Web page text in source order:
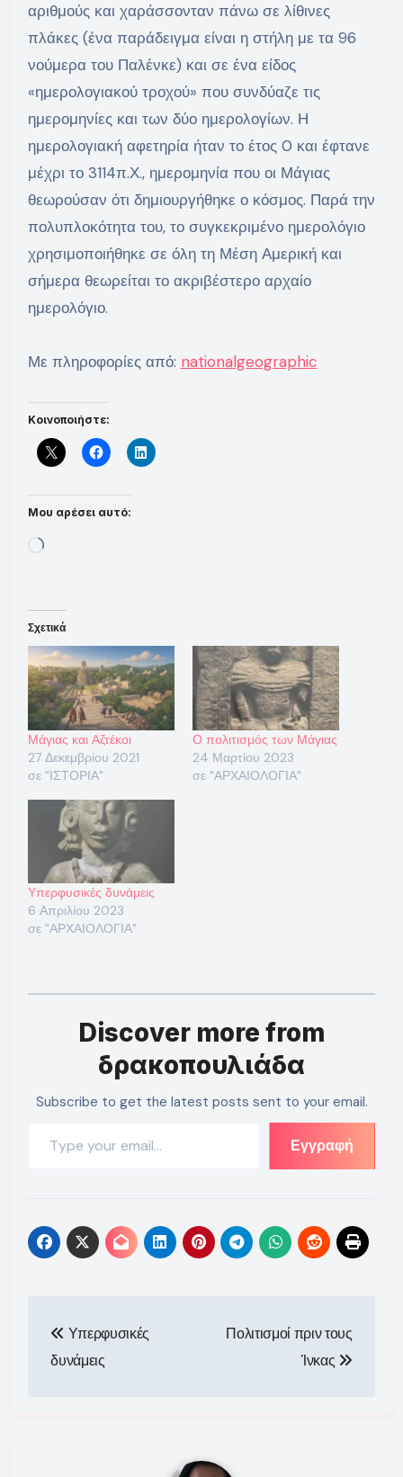
αριθμούς και χαράσσονταν πάνω σε λίθινες
πλάκες (ένα παράδειγμα είναι η στήλη με τα 96
νούμερα του Παλένκε) και σε ένα είδος
«ημερολογιακού τροχού» που συνδύαζε τις
ημερομηνίες και των δύο ημερολογίων. Η
ημερολογιακή αφετηρία ήταν το έτος 0 και έφτανε
μέχρι το 3114π.Χ., ημερομηνία που οι Μάγιας
θεωρούσαν ότι δημιουργήθηκε ο κόσμος. Παρά την
πολυπλοκότητα του, το συγκεκριμένο ημερολόγιο
χρησιμοποιήθηκε σε όλη τη Μέση Αμερική και
σήμερα θεωρείται το ακριβέστερο αρχαίο
ημερολόγιο.
Με πληροφορίες από: nationalgeographic
Κοινοποιήστε:
Μου αρέσει αυτό:
Loading…
Σχετικά
Μάγιας και Αζτέκοι
27 Δεκεμβρίου 2021
σε "ΙΣΤΟΡΙΑ"
Ο πολιτισμός των Μάγιας
24 Μαρτίου 2023
σε "ΑΡΧΑΙΟΛΟΓΙΑ"
Υπερφυσικές δυνάμεις
6 Απριλίου 2023
σε "ΑΡΧΑΙΟΛΟΓΙΑ"
Discover more from
δρακοπουλιάδα
Subscribe to get the latest posts sent to your email.
Εγγραφή
άρθρων
Υπερφυσικές
δυνάμεις
Πολιτισμοί πριν τους
Ίνκας